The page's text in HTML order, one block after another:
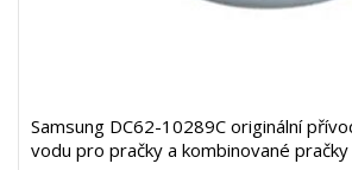
Samsung DC62-10289C originální
vodu pro pračky a kombinované pračky